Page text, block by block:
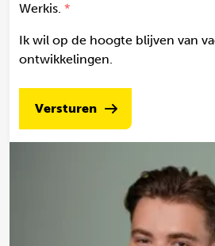
Werkis.
Ik wil op de hoogte blijven van
ontwikkelingen.
Versturen